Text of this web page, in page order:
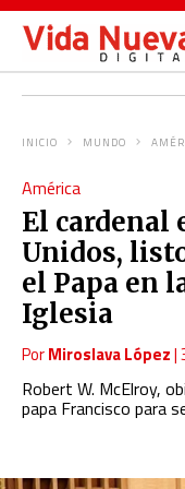
INICIO MUNDO
América
El cardenal
Unidos,
el Papa en
Iglesia
PorMiroslava López|
Robert W. McElroy,
papa Francisco para